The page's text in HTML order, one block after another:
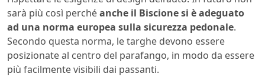
sarà più così perchéanche il Biscione si è adeguato
ad una norma europea sulla sicurezza pedonale.
Secondo questa norma, le targhe devono essere
posizionate al centro del parafango, in modo da essere
più facilmente visibili dai passanti.